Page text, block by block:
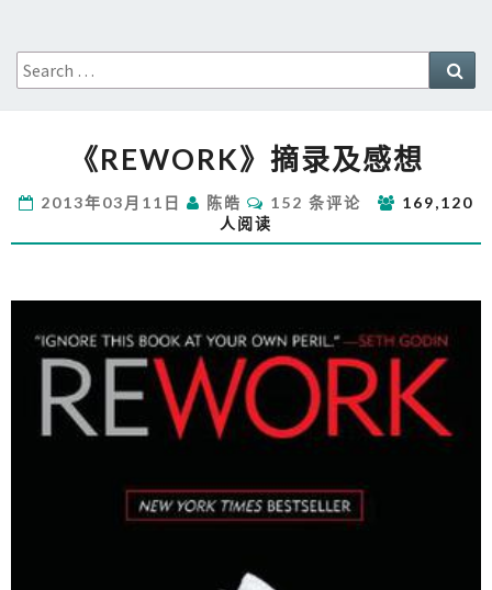
Search
for:
摘
及
感
《REWORK》摘录及感想
2013年03月11日 陈皓
评
论
152 条评论
169,120
人阅读